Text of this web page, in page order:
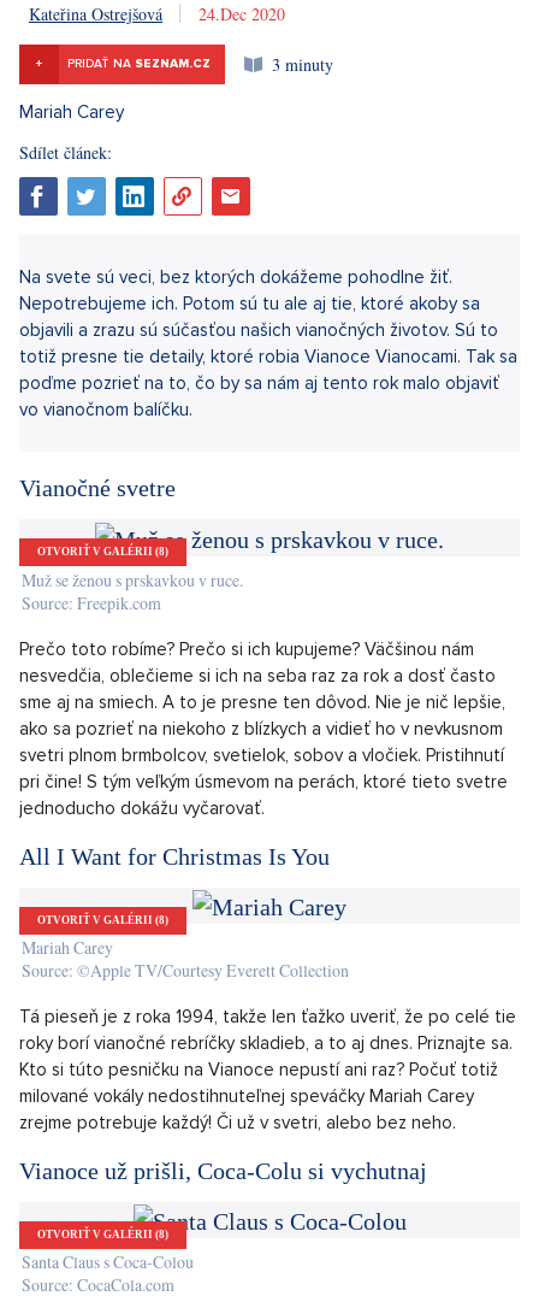
Kateřina Ostrejšová 24. 12. 2020
+ PRIDAŤ NA SEZNAM.CZ 3 minuty
Na svete sú veci, bez ktorých dokážeme pohodlne žiť.
Nepotrebujeme ich. Potom sú tu ale aj tie, ktoré akoby sa
objavili a zrazu sú súčasťou našich vianočných životov. Sú to
totiž presne tie detaily, ktoré robia Vianoce Vianocami. Tak sa
poďme pozrieť na to, čo by sa nám aj tento rok malo objaviť
vo vianočnom balíčku.
Vianočné svetre
OTVORIŤ V GALÉRII (8)
Muž se ženou s prskavkou v ruce.
Source: Freepik.com
Prečo toto robíme? Prečo si ich kupujeme? Väčšinou nám
sme aj na smiech. A to je presne ten dôvod. Nie je nič lepšie,
ako sa pozrieť na niekoho z blízkych a vidieť ho v nevkusnom
svetri plnom brmbolcov, svetielok, sobov a vločiek. Pristihnutí
pri čine! S tým veľkým úsmevom na perách, ktoré tieto svetre
jednoducho dokážu vyčarovať.
All I Want for Christmas Is You
OTVORIŤ V GALÉRII (8)
Mariah Carey
Source: ©Apple TV/Courtesy Everett Collection